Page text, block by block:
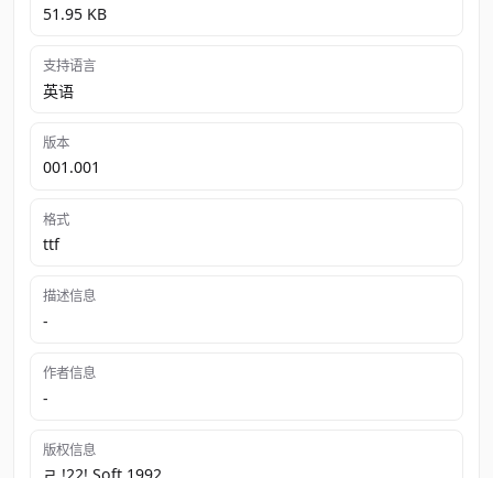
51.95 KB
支持语言
英语
版本
001.001
格式
ttf
描述信息
-
作者信息
-
版权信息